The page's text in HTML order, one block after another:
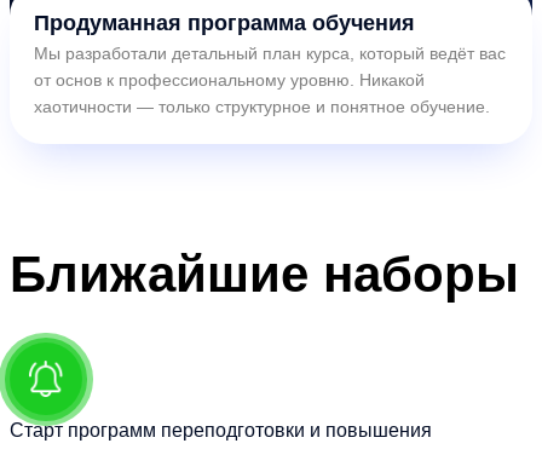
Продуманная программа обучения
Мы разработали детальный план курса, который ведёт вас
от основ к профессиональному уровню. Никакой
хаотичности — только структурное и понятное обучение.
Ближайшие наборы
Старт программ переподготовки и повышения